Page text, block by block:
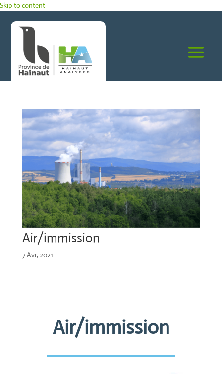
Panneau de gestion des cookies
Skip to content
Air/immission
7 Avr, 2021
Air/immission